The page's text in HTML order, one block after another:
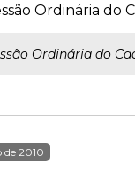
Ordinária do
Ordinária do
de 2010